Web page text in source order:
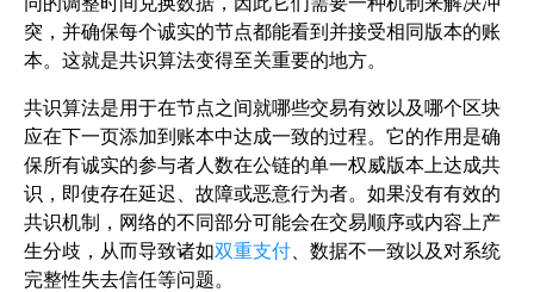
突，并确保每个诚实的节点都能看到并接受相同版本的账
本。这就是共识算法变得至关重要的地方。
共识算法是用于在节点之间就哪些交易有效以及哪个区块
应在下一页添加到账本中达成一致的过程。它的作用是确
保所有诚实的参与者人数在公链的单一权威版本上达成共
识，即使存在延迟、故障或恶意行为者。如果没有有效的
共识机制，网络的不同部分可能会在交易顺序或内容上产
生分歧，从而导致诸如双重支付、数据不一致以及对系统
完整性失去信任等问题。